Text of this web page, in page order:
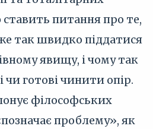
ставить питання про те,
так швидко піддатися
явищу, і чому так
готові чинити опір.
філософських
проблему», як